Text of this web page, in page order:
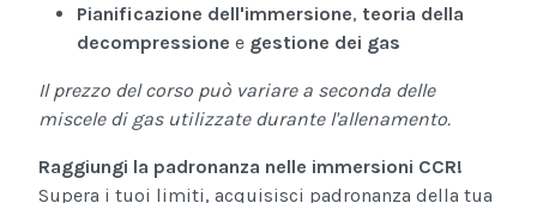
Pianificazione dell'immersione, teoria della
decompressione e gestione dei gas
Il prezzo del corso può variare a seconda delle
miscele di gas utilizzate durante l'allenamento.
Raggiungi la padronanza nelle immersioni CCR!
Supera i tuoi limiti, acquisisci padronanza della tua